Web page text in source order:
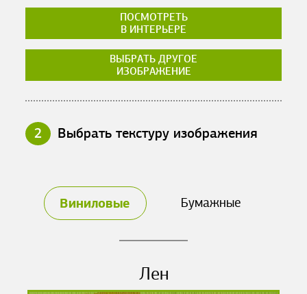
ПОСМОТРЕТЬ
В ИНТЕРЬЕРЕ
ВЫБРАТЬ ДРУГОЕ
ИЗОБРАЖЕНИЕ
2 Выбрать текстуру изображения
Виниловые Бумажные
Лен